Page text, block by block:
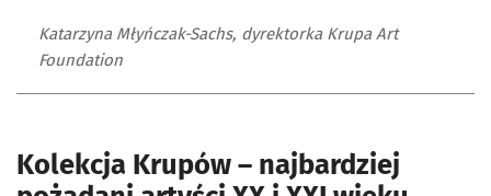
Katarzyna Młyńczak-Sachs, dyrektorka Krupa Art
Foundation
Kolekcja Krupów – najbardziej